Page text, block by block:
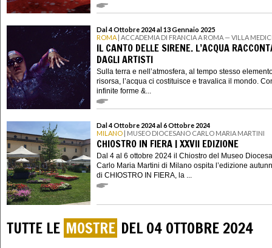
Dal 4 Ottobre 2024 al 13 Gennaio 2025
ROMA | ACCADEMIA DI FRANCIA A ROMA — VILLA
IL CANTO DELLE SIRENE. L’ACQUA
DAGLI ARTISTI
Sulla terra e nell’atmosfera, al tempo stesso
risorsa, l’acqua ci costituisce e travalica il mondo.
infinite forme &...
Dal 4 Ottobre 2024 al 6 Ottobre 2024
MILANO | MUSEO DIOCESANO CARLO MARIA MARTINI
CHIOSTRO IN FIERA | XXVII EDIZIONE
Dal 4 al 6 ottobre 2024 il Chiostro del Museo
Carlo Maria Martini di Milano ospita l’edizione
di CHIOSTRO IN FIERA, la ...
TUTTE LE MOSTRE DEL 04 OTTOBRE 2024